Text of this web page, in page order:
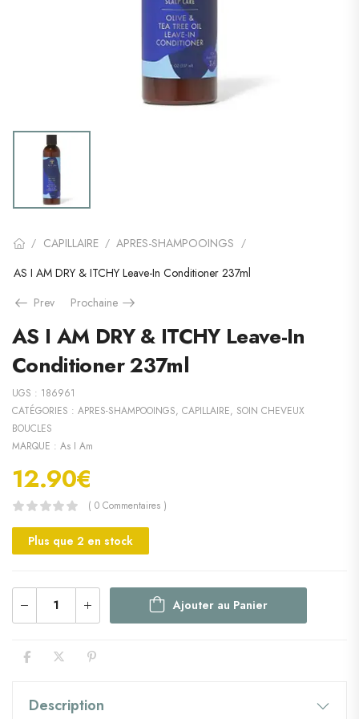
/ CAPILLAIRE / APRES-SHAMPOOINGS /
AS I AM DRY & ITCHY Leave-In Conditioner 237ml
Prev
Prochaine
AS I AM DRY & ITCHY Leave-In
Conditioner 237ml
UGS : 186961
CATÉGORIES : APRES-SHAMPOOINGS, CAPILLAIRE, SOIN CHEVEUX
BOUCLES
MARQUE : As I Am
12.90€
( 0 Commentaires )
Plus que 2 en stock
Ajouter au Panier
Description